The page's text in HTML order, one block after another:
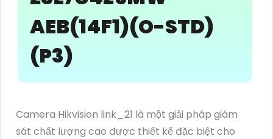
AEB(14F1)(O-STD)
(P3)
Camera Hikvision link_21 là một giải pháp giám
sát chất lượng cao được thiết kế đặc biệt cho